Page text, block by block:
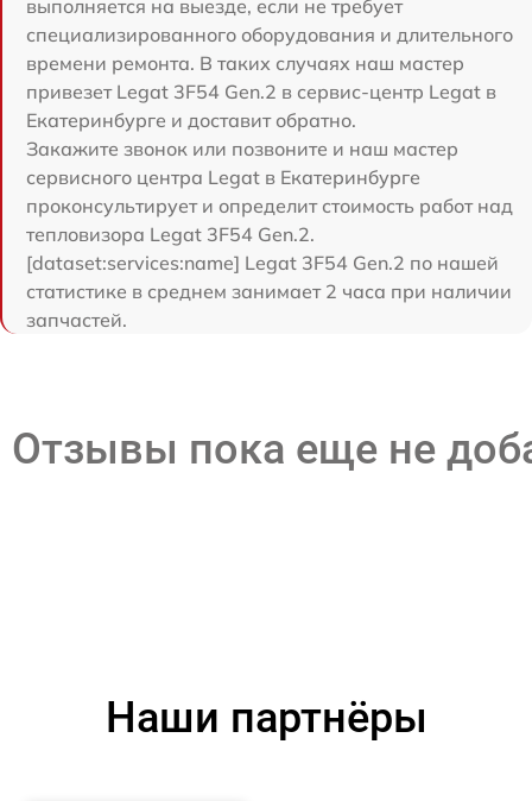
выполняется на выезде, если не требует
специализированного оборудования и длительного
времени ремонта. В таких случаях наш мастер
привезет Legat 3F54 Gen.2 в сервис-центр Legat в
Екатеринбурге и доставит обратно.
Закажите звонок или позвоните и наш мастер
сервисного центра Legat в Екатеринбурге
проконсультирует и определит стоимость работ над
тепловизора Legat 3F54 Gen.2.
[dataset:services:name] Legat 3F54 Gen.2 по нашей
статистике в среднем занимает 2 часа при наличии
запчастей.
Отзывы пока еще не
Наши партнёры